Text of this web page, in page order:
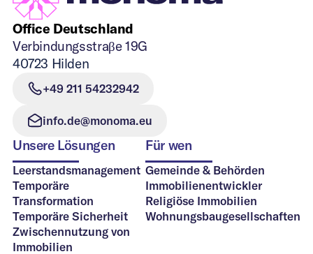
Office Deutschland
Verbindungsstraβe 19G
40723 Hilden
+49 211 54232942
info.de@monoma.eu
Unsere Lösungen
Leerstandsmanagement
Temporäre
Transformation
Temporäre Sicherheit
Zwischennutzung von
Immobilien
Für wen
Gemeinde & Behörden
Immobilienentwickler
Religiöse Immobilien
Wohnungsbaugesellschaften